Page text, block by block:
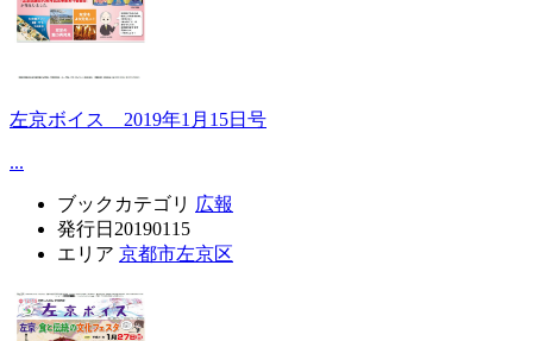
左京ボイス 2019年1月15日号
...
ブックカテゴリ 広報
発行日 20190115
エリア 京都市左京区